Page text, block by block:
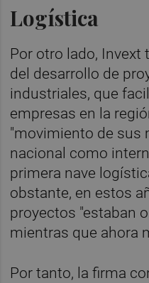
Logística
Por otro lado, Invext
del desarrollo de
industriales, que
empresas en la
"movimiento de sus
nacional como
primera nave
obstante, en estos
proyectos "estaban
mientras que ahora
Por tanto, la firma